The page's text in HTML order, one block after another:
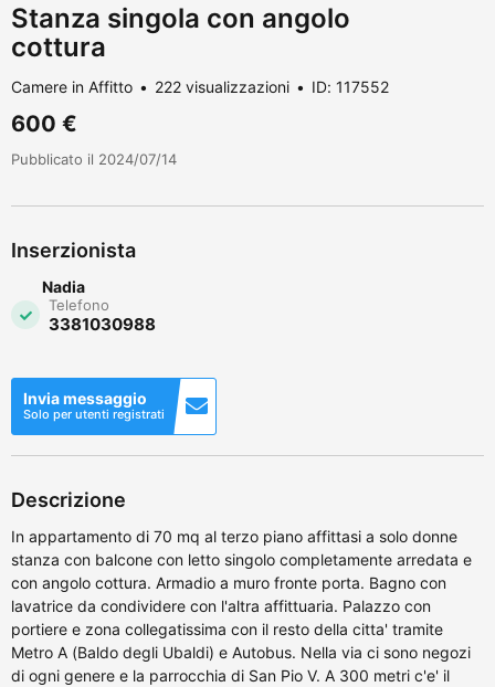
Stanza singola con angolo
cottura
Camere in Affitto 222 visualizzazioni ID: 117552
600 €
Pubblicato il 2024/07/14
Inserzionista
Nadia
Telefono
3381030988
Invia messaggio
Solo per utenti registrati
Descrizione
In appartamento di 70 mq al terzo piano affittasi a solo donne
stanza con balcone con letto singolo completamente arredata e
con angolo cottura. Armadio a muro fronte porta. Bagno con
lavatrice da condividere con l'altra affittuaria. Palazzo con
portiere e zona collegatissima con il resto della citta' tramite
Metro A (Baldo degli Ubaldi) e Autobus. Nella via ci sono negozi
di ogni genere e la parrocchia di San Pio V. A 300 metri c'e' il